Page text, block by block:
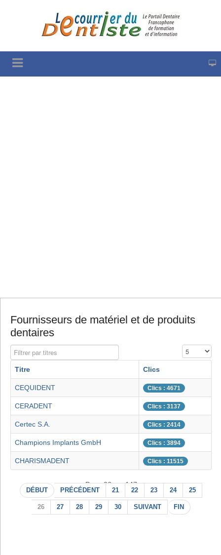
Fournisseurs de matériel et de produits
dentaires
Filtrer par titres Affichage #
Titre Clics
CEQUIDENT Clics : 4671
CERADENT Clics : 3137
Certec S.A. Clics : 2414
Champions Implants GmbH Clics : 3894
CHARISMADENT Clics : 11515
Page 26 sur 147
DÉBUT PRÉCÉDENT 21 22 23 24 25
26 27 28 29 30 SUIVANT FIN